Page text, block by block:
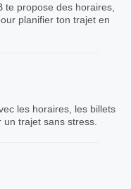
te propose des horaires,
planifier ton trajet en
les horaires, les billets
trajet sans stress.